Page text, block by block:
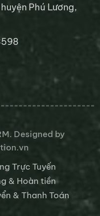
. Designed by
Trực Tuyến
& Hoàn tiền
& Thanh Toán